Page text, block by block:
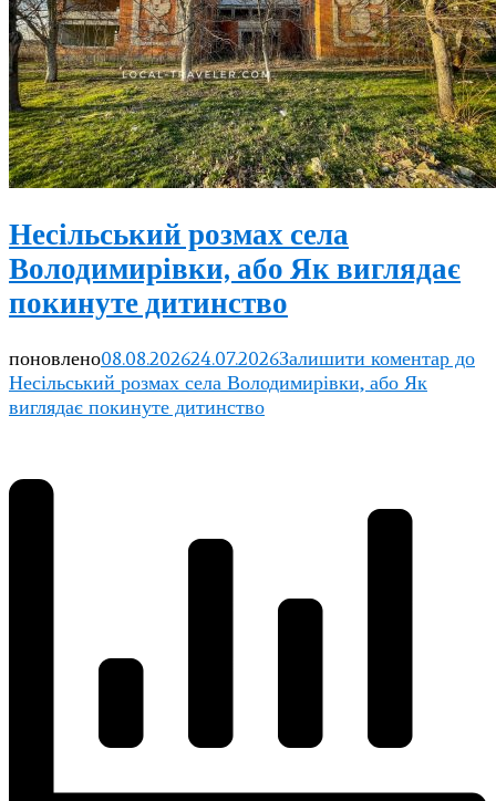
Несільський розмах села
Володимирівки, або Як виглядає
покинуте дитинство
поновлено08.08.202624.07.2026Залишити коментар до
Несільський розмах села Володимирівки, або Як
виглядає покинуте дитинство